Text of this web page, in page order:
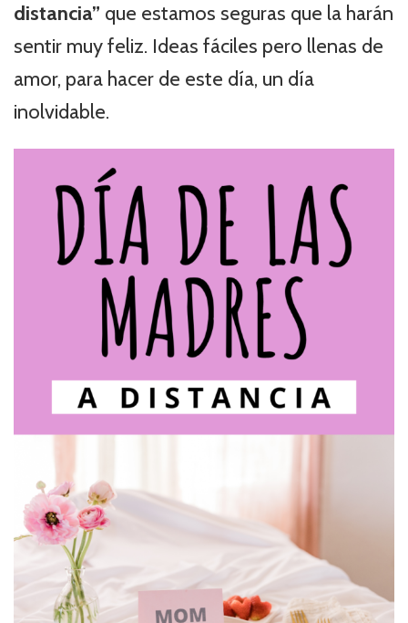
distancia” que estamos seguras que la harán
sentir muy feliz. Ideas fáciles pero llenas de
amor, para hacer de este día, un día
inolvidable.